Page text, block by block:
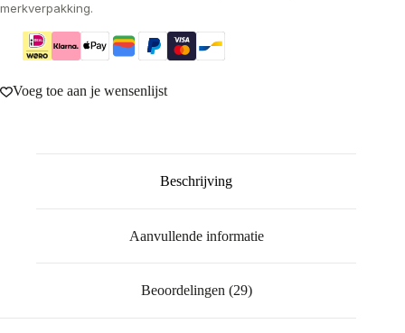
merkverpakking.
Voeg toe aan je wensenlijst
Beschrijving
Aanvullende informatie
Beoordelingen (29)